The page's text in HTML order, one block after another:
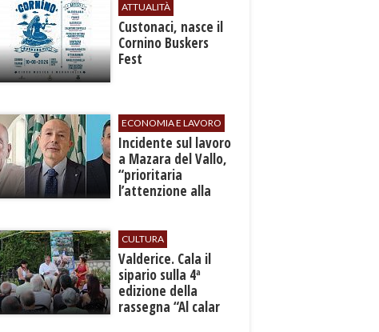
ATTUALITÀ
Custonaci, nasce il
Cornino Buskers
Fest
ECONOMIA E LAVORO
​Incidente sul lavoro
a Mazara del Vallo,
“prioritaria
l’attenzione alla
CULTURA
Valderice. Cala il
sipario sulla 4ª
edizione della
rassegna “Al calar